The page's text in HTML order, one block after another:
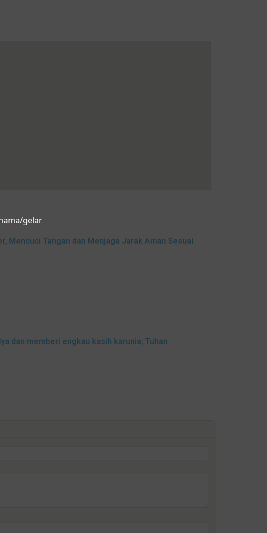
gelar
Mencuci Tangan dan Menjaga Jarak Aman Sesuai
dan memberi engkau kasih karunia; Tuhan